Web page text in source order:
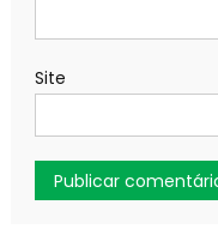
Site